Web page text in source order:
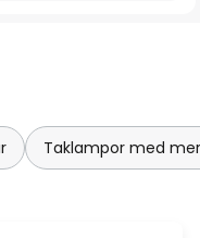
Taklampor med